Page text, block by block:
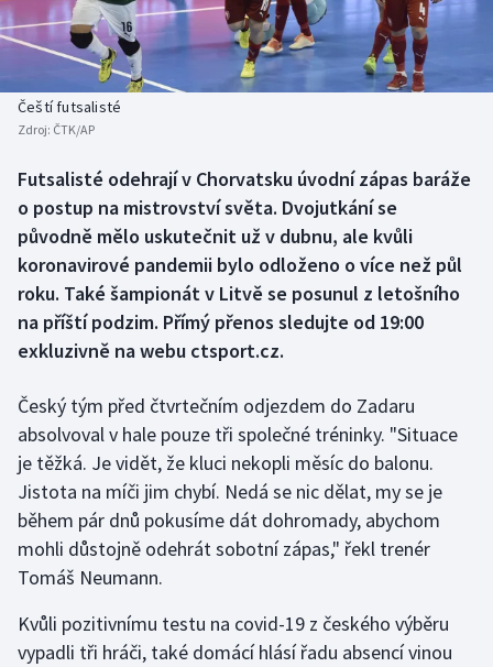
Basketbal
Biatlon
Boby a skeleton
Box
Curling
Florbal
Golf
Gymnastika
Házená
Judo
Historické návraty
Aplikace ČT sport
AZ kvíz
Čeští futsalisté
Zdroj: ČTK/AP
Futsalisté odehrají v Chorvatsku úvodní zápas baráže
o postup na mistrovství světa. Dvojutkání se
původně mělo uskutečnit už v dubnu, ale kvůli
koronavirové pandemii bylo odloženo o více než půl
roku. Také šampionát v Litvě se posunul z letošního
na příští podzim. Přímý přenos sledujte od 19:00
exkluzivně na webu ctsport.cz.
Český tým před čtvrtečním odjezdem do Zadaru
absolvoval v hale pouze tři společné tréninky. "Situace
je těžká. Je vidět, že kluci nekopli měsíc do balonu.
Jistota na míči jim chybí. Nedá se nic dělat, my se je
během pár dnů pokusíme dát dohromady, abychom
mohli důstojně odehrát sobotní zápas," řekl trenér
Tomáš Neumann.
Kvůli pozitivnímu testu na covid-19 z českého výběru
vypadli tři hráči, také domácí hlásí řadu absencí vinou